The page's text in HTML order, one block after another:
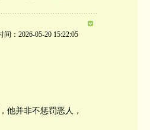
间：2026-05-20 15:22:05
他并非不惩罚恶人，